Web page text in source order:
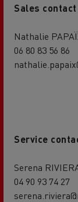
Sales contact
Nathalie
06 80 83 56 86
Service
Serena
04 90 93 74 27